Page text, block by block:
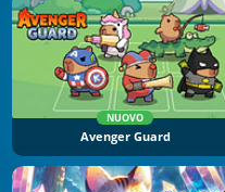
NUOVO
Avenger Guard